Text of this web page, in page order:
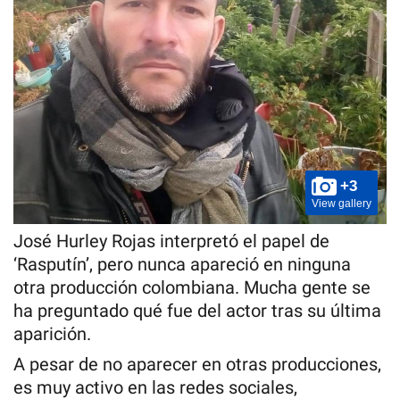
+3
View gallery
José Hurley Rojas interpretó el papel de
‘Rasputín’, pero nunca apareció en ninguna
otra producción colombiana. Mucha gente se
ha preguntado qué fue del actor tras su última
aparición.
A pesar de no aparecer en otras producciones,
es muy activo en las redes sociales,